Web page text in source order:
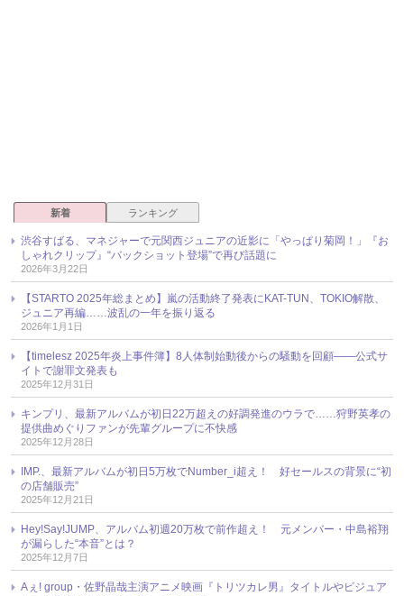
新着 ランキング
渋谷すばる、マネジャーで元関西ジュニアの近影に「やっぱり菊岡！」『お
しゃれクリップ』“バックショット登場”で再び話題に
2026年3月22日
【STARTO 2025年総まとめ】嵐の活動終了発表にKAT-TUN、TOKIO解散、
ジュニア再編……波乱の一年を振り返る
2026年1月1日
【timelesz 2025年炎上事件簿】8人体制始動後からの騒動を回顧――公式サ
イトで謝罪文発表も
2025年12月31日
キンプリ、最新アルバムが初日22万超えの好調発進のウラで……狩野英孝の
提供曲めぐりファンが先輩グループに不快感
2025年12月28日
IMP.、最新アルバムが初日5万枚でNumber_i超え！ 好セールスの背景に“初
の店舗販売”
2025年12月21日
Hey!Say!JUMP、アルバム初週20万枚で前作超え！ 元メンバー・中島裕翔
が漏らした“本音”とは？
2025年12月7日
Aぇ! group・佐野晶哉主演アニメ映画『トリツカレ男』タイトルやビジュア